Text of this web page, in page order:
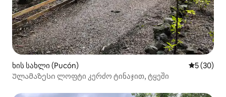
ხის სახლი (Pucón) საშუალო
5 (30)
Ულამაზესი ლოფტი კერძო ტინაჯით, ტყეში